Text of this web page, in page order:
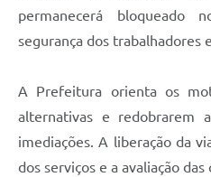
Diário Oficial
Contato
FAQ
permanecerá
segurança dos trabalhadores
A Prefeitura orienta os
alternativas e redobrarem
imediações. A liberação da
dos serviços e a avaliação